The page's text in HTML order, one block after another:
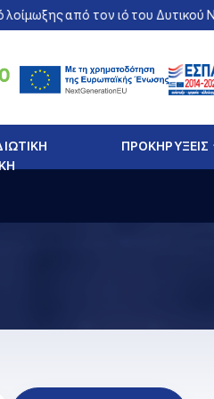
από τον ιό του Δυτικού
ΠΡΟΚΗΡΥΞΕΙΣ